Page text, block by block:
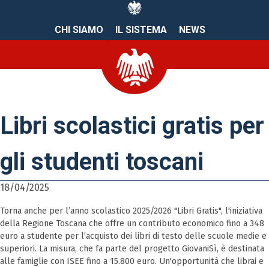
CHI SIAMO IL SISTEMA NEWS
Libri scolastici gratis per
gli studenti toscani
18/04/2025
Torna anche per l’anno scolastico 2025/2026 "Libri Gratis", l'iniziativa
della Regione Toscana che offre un contributo economico fino a 348
euro a studente per l’acquisto dei libri di testo delle scuole medie e
superiori. La misura, che fa parte del progetto GiovaniSì, è destinata
alle famiglie con ISEE fino a 15.800 euro. Un'opportunità che librai e